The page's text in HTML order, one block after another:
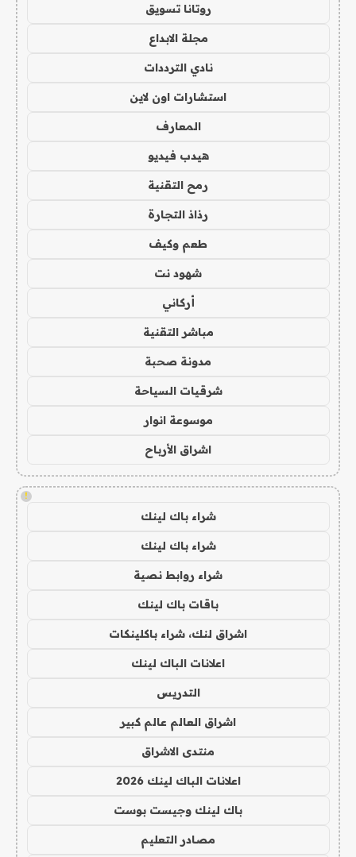
روتانا تسويق
مجلة الابداع
نادي الترددات
استشارات اون لاين
المعارف
هيدب فيديو
رمح التقنية
رذاذ التجارة
طعم وكيف
شهود نت
أركاني
مباشر التقنية
مدونة صحبة
شرقيات السياحة
موسوعة انوار
اشراق الأرباح
!
شراء باك لينك
شراء باك لينك
شراء روابط نصية
باقات باك لينك
اشراق لنك، شراء باكلينكات
اعلانات الباك لينك
التدريس
اشراق العالم عالم كبير
منتدى الاشراق
اعلانات الباك لينك 2026
باك لينك وجيست بوست
مصادر التعليم